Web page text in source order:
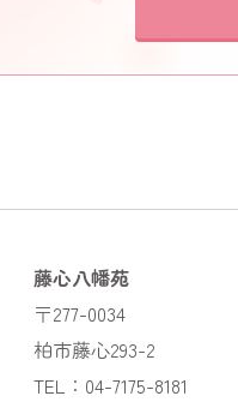
藤心八幡苑
〒277-0034
柏市藤心293-2
TEL：04-7175-8181